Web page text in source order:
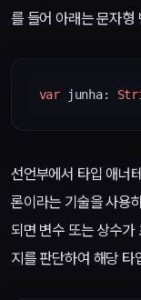
를 들어 아래는 문자형
var junha:
선언부에서 타입 애너
론이라는 기술을 사용
되면 변수 또는 상수가
지를 판단하여 해당 타